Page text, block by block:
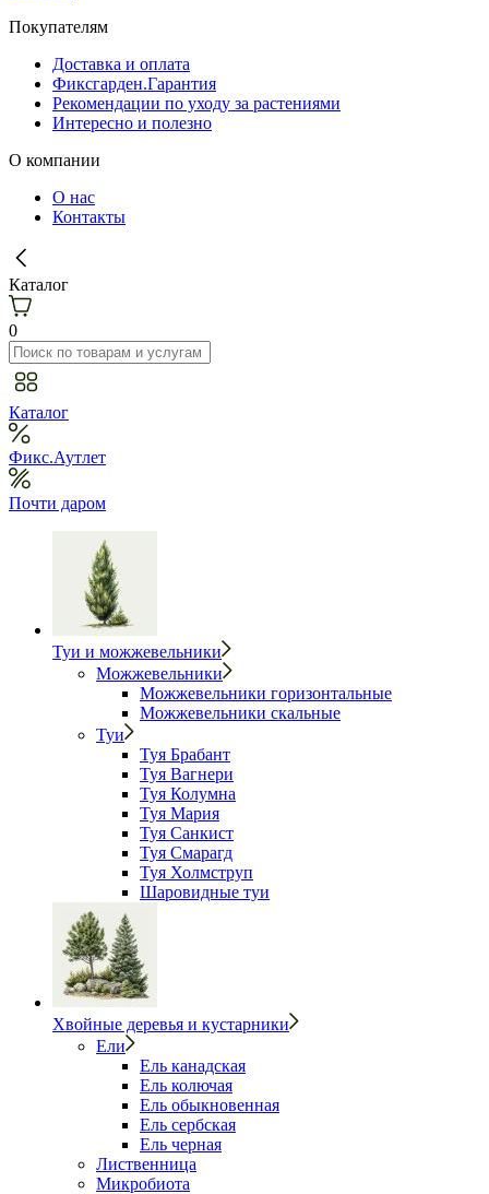
Покупателям
Доставка и оплата
Фиксгарден.Гарантия
Рекомендации по уходу за растениями
Интересно и полезно
О компании
О нас
Контакты
Каталог
0
Каталог
Фикс.Аутлет
Почти даром
Туи и можжевельники
Можжевельники
Можжевельники горизонтальные
Можжевельники скальные
Туи
Туя Брабант
Туя Вагнери
Туя Колумна
Туя Мария
Туя Санкист
Туя Смарагд
Туя Холмструп
Шаровидные туи
Хвойные деревья и кустарники
Ели
Ель канадская
Ель колючая
Ель обыкновенная
Ель сербская
Ель черная
Лиственница
Микробиота